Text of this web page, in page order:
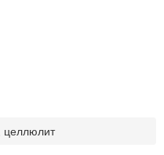
целлюлит